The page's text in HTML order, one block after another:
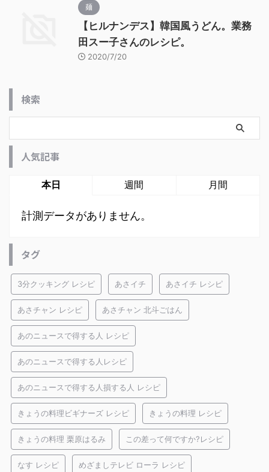
麺
【ヒルナンデス】韓国風うどん。業務
田スー子さんのレシピ。
2020/7/20
検索
人気記事
本日 週間 月間
計測データがありません。
タグ
3分クッキング レシピ あさイチ あさイチ レシピ
あさチャン レシピ あさチャン 北斗ごはん
あのニュースで得する人 レシピ
あのニュースで得する人レシピ
あのニュースで得する人損する人 レシピ
きょうの料理ビギナーズ レシピ きょうの料理 レシピ
きょうの料理 栗原はるみ この差って何ですか?レシピ
なす レシピ めざましテレビ ローラ レシピ